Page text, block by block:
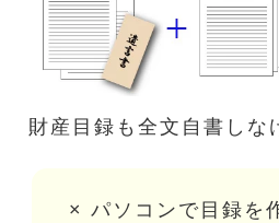
財産目録も全文自書しな
× パソコンで目録を